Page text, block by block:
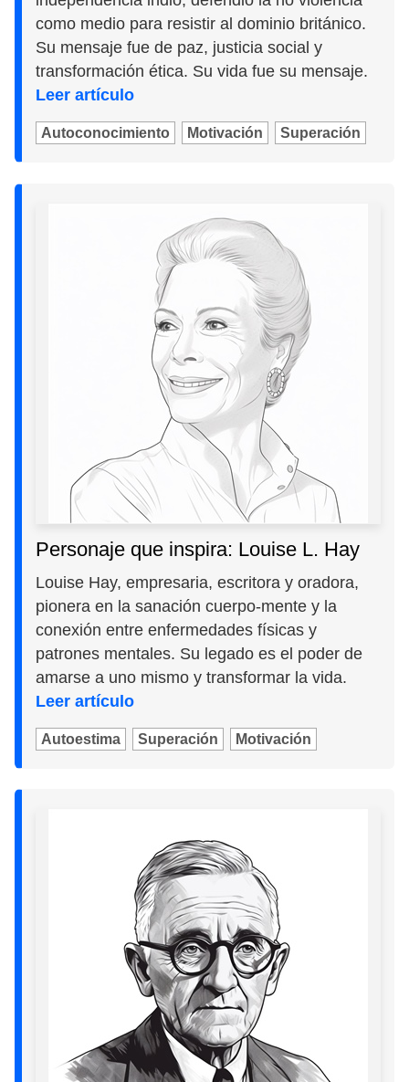
como medio para resistir al dominio británico.
Su mensaje fue de paz, justicia social y
transformación ética. Su vida fue su mensaje.
Leer artículo
Autoconocimiento Motivación Superación
Personaje que inspira: Louise L. Hay
Louise Hay, empresaria, escritora y oradora,
pionera en la sanación cuerpo-mente y la
conexión entre enfermedades físicas y
patrones mentales. Su legado es el poder de
amarse a uno mismo y transformar la vida.
Leer artículo
Autoestima Superación Motivación